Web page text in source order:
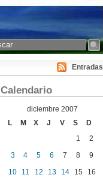
Entradas
Calendario
diciembre 2007
L
M X J V S
D
1
2
3
4 5 6 7 8
9
10
11 12 13 14 15
16